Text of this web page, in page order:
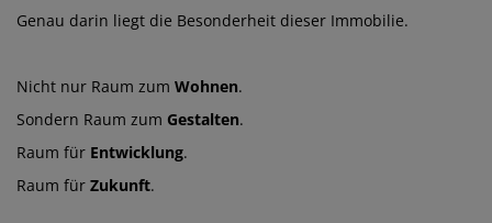
Genau darin liegt die Besonderheit dieser Immobilie.
Nicht nur Raum zum Wohnen.
Sondern Raum zum Gestalten.
Raum für Entwicklung.
Raum für Zukunft.